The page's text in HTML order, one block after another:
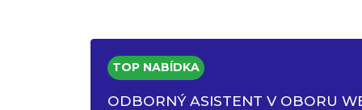
ODBORNÝ ASISTENT V OBORU